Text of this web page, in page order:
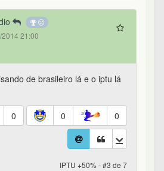
21:00
de brasileiro lá e o iptu lá
0 0 0
IPTU +50% - #3 de 7